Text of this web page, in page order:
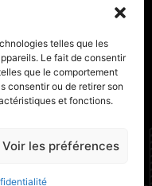
telles que les
Le fait de consentir
que le comportement
consentir ou de retirer son
et fonctions.
Voir les préférences
IA
Robotique
Espace
& Composants Gaming